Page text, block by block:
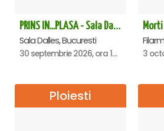
PRINS IN...PLASA - Sala Dalles
Sala Dalles, Bucuresti
30 septembrie 2026, ora 19:30 3
Ploiesti